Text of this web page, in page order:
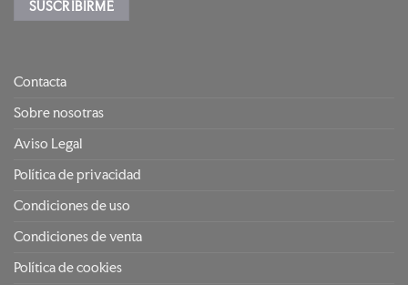
Contacta
Sobre nosotras
Aviso Legal
Política de privacidad
Condiciones de uso
Condiciones de venta
Política de cookies